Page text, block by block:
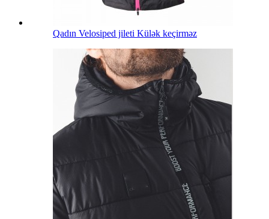
Qadın Velosiped jileti Külək keçirməz